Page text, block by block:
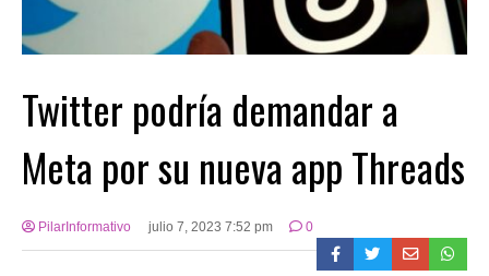
Twitter podría demandar a
Meta por su nueva app Threads
PilarInformativo julio 7, 2023 7:52 pm 0